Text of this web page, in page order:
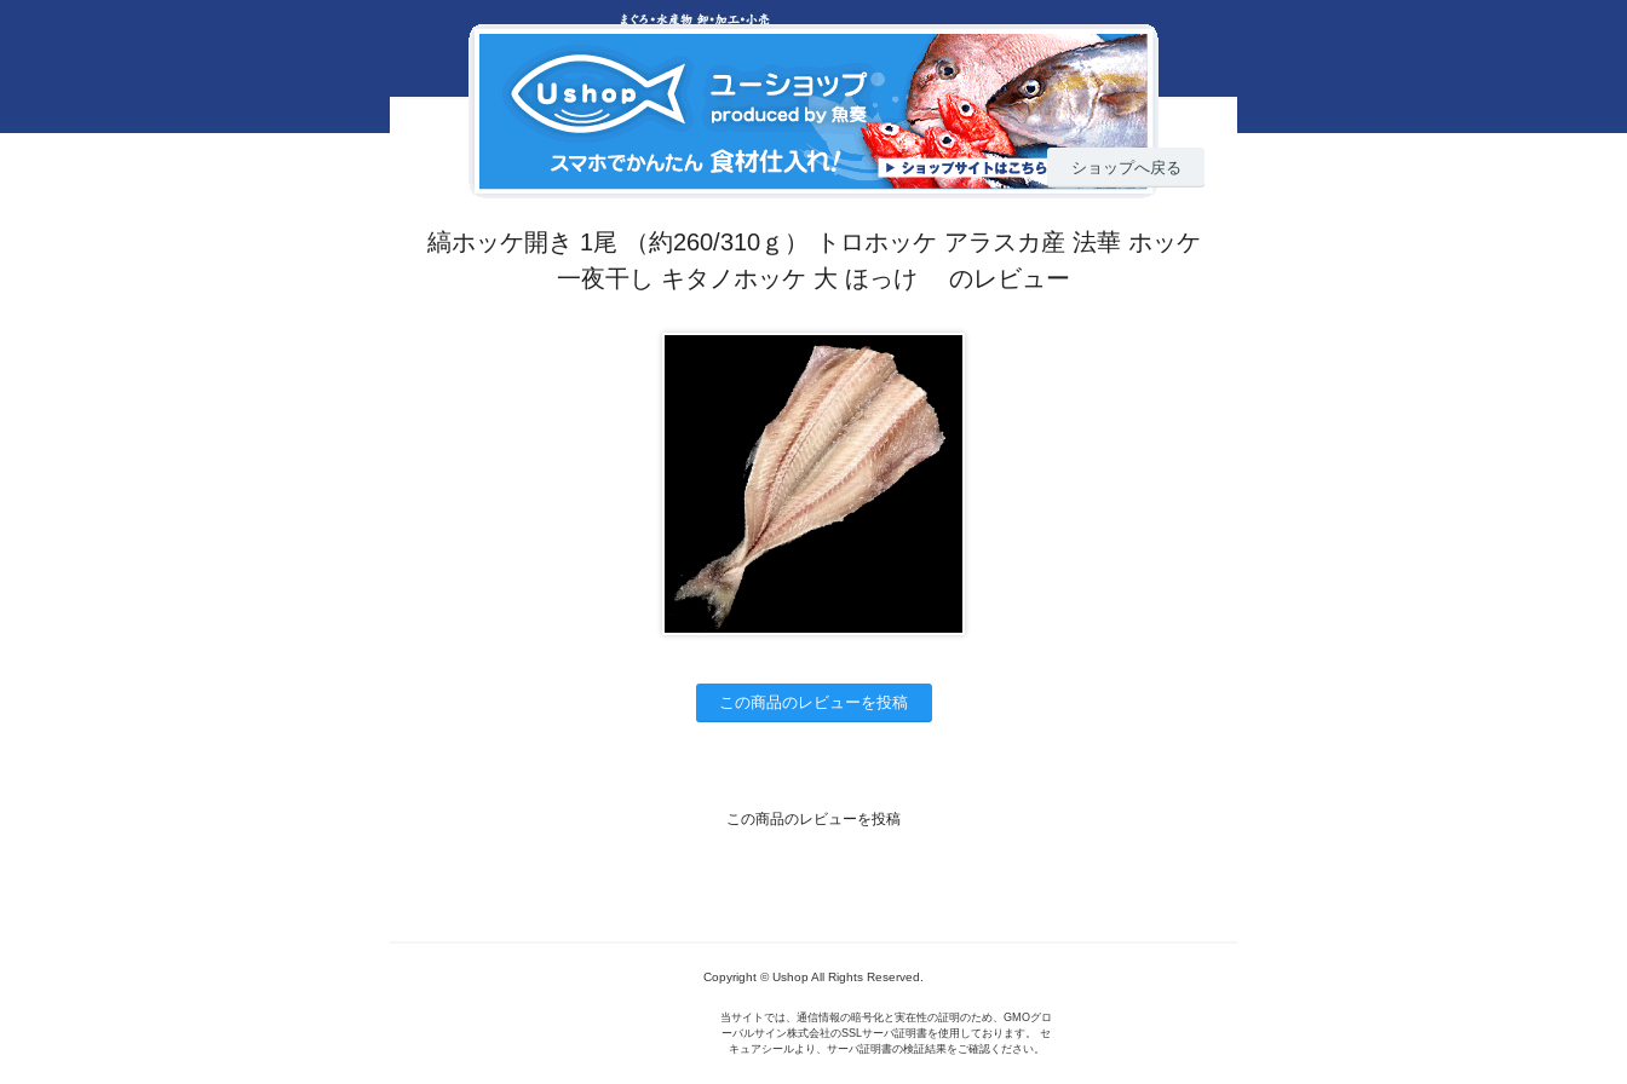
ショップへ戻る
縞ホッケ開き 1尾 （約260/310ｇ） トロホッケ アラスカ産 法華 ホッケ
一夜干し キタノホッケ 大 ほっけ のレビュー
この商品のレビューを投稿
この商品のレビューを投稿
Copyright © Ushop All Rights Reserved.
当サイトでは、通信情報の暗号化と実在性の証明のため、GMOグロ
ーバルサイン株式会社のSSLサーバ証明書を使用しております。 セ
キュアシールより、サーバ証明書の検証結果をご確認ください。